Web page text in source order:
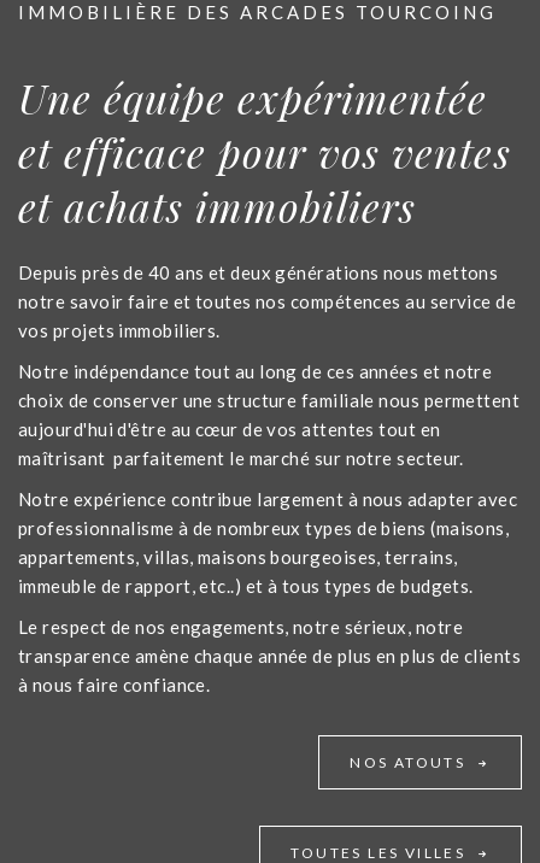
IMMOBILIÈRE DES ARCADES TOURCOING
Une équipe expérimentée
et efficace pour vos ventes
et achats immobiliers
Depuis près de 40 ans et deux générations nous mettons
notre savoir faire et toutes nos compétences au service de
vos projets immobiliers.
Notre indépendance tout au long de ces années et notre
choix de conserver une structure familiale nous permettent
aujourd'hui d'être au cœur de vos attentes tout en
maîtrisant parfaitement le marché sur notre secteur.
Notre expérience contribue largement à nous adapter avec
professionnalisme à de nombreux types de biens (maisons,
appartements, villas, maisons bourgeoises, terrains,
immeuble de rapport, etc..) et à tous types de budgets.
Le respect de nos engagements, notre sérieux, notre
transparence amène chaque année de plus en plus de clients
à nous faire confiance.
NOS ATOUTS
TOUTES LES VILLES